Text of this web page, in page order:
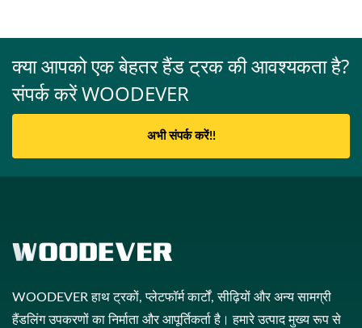
क्या आपको एक बेहतर हैंड ट्रक की आवश्यकता है?
संपर्क करें WOODEVER
अभी संपर्क करें!!
WOODEVER हाथ ट्रकों, प्लेटफॉर्म कार्टों, सीढ़ियों और अन्य सामग्री
हैंडलिंग उपकरणों का निर्माता और आपूर्तिकर्ता है। हमारे उत्पाद मुख्य रूप से